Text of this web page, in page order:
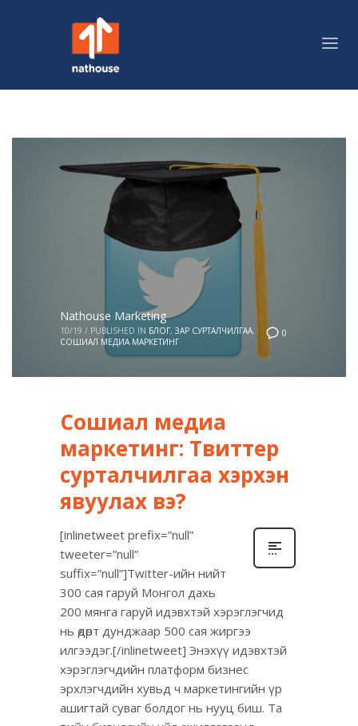
0
Nathouse Marketing
10/19 / PUBLISHED IN БЛОГ, ЗАР СУРТАЛЧИЛГАА,
СОШИАЛ МЕДИА МАРКЕТИНГ
Сошиал медиа
маркетинг: Твиттер
сурталчилгаа хэрхэн
явуулах вэ?
[inlinetweet prefix=”null”
tweeter=”null”
suffix=”null”]Twitter-ийн нийт
300 сая гаруй Монгол дахь
200 мянга гаруй идэвхтэй хэрэглэгчид
нь өдөрт дунджаар 500 сая жиргээ
илгээдэг.[/inlinetweet] Энэхүү идэвхтэй
хэрэглэгчдийн платформ бизнес
эрхлэгчдийн хувьд ч маркетингийн үр
ашигтай суваг болдог нь нууц биш. Та